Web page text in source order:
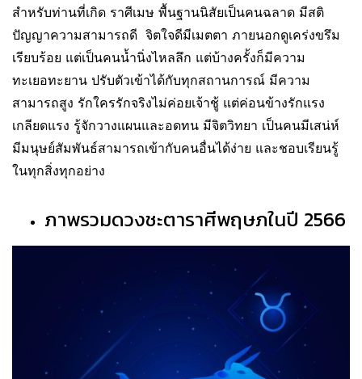
สำหรับท่านที่เกิด ราศีเมษ พื้นฐานนิสัยเป็นคนฉลาด มีสติ
ปัญญาความสามารถดี จิตใจดีมีเมตตา ภายนอกดูเคร่งขรึม
เรียบร้อย แต่เป็นคนน้ำนิ่งไหลลึก แต่บ้างครั้งก็มีความ
ทะเยอทะยาน ปรับตัวเข้าได้กับทุกสถานการณ์ มีความ
สามารถสูง รักใครรักจริงไม่ค่อยเจ้าชู้ แต่ค่อนข้างรักแรง
เกลียดแรง รู้จักวางแผนและอดทน มีจิตวิทยา เป็นคนมีเสน่ห์
มีมนุษย์สัมพันธ์สามารถเข้ากับคนอื่นได้ง่าย และชอบเรียนรู้
ในทุกสิ่งทุกอย่าง
ภาพรวมดวงชะตาราศีพฤษภในปี 2566